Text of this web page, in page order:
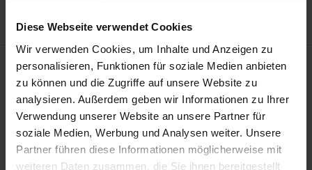
Diese Webseite verwendet Cookies
Wir verwenden Cookies, um Inhalte und Anzeigen zu
personalisieren, Funktionen für soziale Medien anbieten
zu können und die Zugriffe auf unsere Website zu
analysieren. Außerdem geben wir Informationen zu Ihrer
Verwendung unserer Website an unsere Partner für
soziale Medien, Werbung und Analysen weiter. Unsere
Partner führen diese Informationen möglicherweise mit
weiteren Daten zusammen, die Sie ihnen bereitgestellt
Beschreibung
Wer ist Putin? Roland Haug, einer der besten Kenner
Russlands, beschreibt die Welt des russischen
Präsidenten: die Auswirkungen seines Denkens und
Handelns auf Staat und Kirche, auf Wirtschaft und